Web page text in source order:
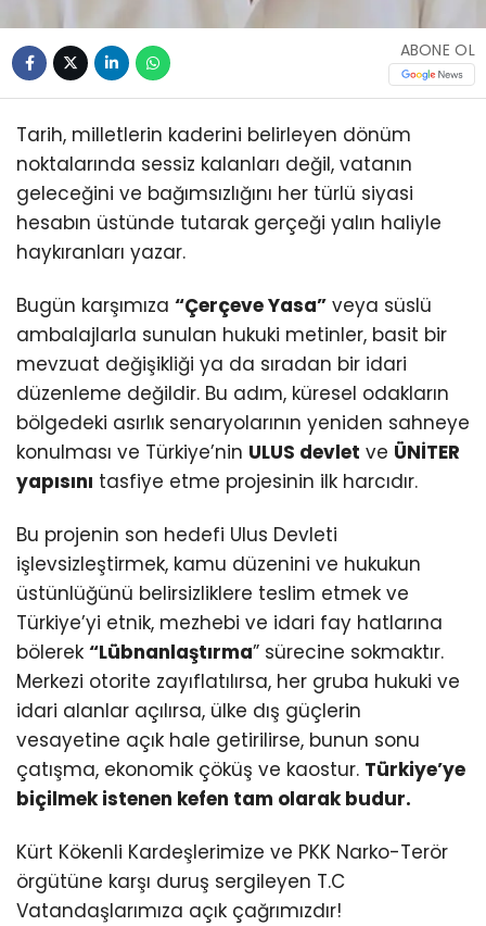
ABONE OL
Tarih, milletlerin kaderini belirleyen dönüm
noktalarında sessiz kalanları değil, vatanın
geleceğini ve bağımsızlığını her türlü siyasi
hesabın üstünde tutarak gerçeği yalın haliyle
haykıranları yazar.
Bugün karşımıza “Çerçeve Yasa” veya süslü
ambalajlarla sunulan hukuki metinler, basit bir
mevzuat değişikliği ya da sıradan bir idari
düzenleme değildir. Bu adım, küresel odakların
bölgedeki asırlık senaryolarının yeniden sahneye
konulması ve Türkiye’nin ULUS devlet ve ÜNİTER
yapısını tasfiye etme projesinin ilk harcıdır.
Bu projenin son hedefi Ulus Devleti
işlevsizleştirmek, kamu düzenini ve hukukun
üstünlüğünü belirsizliklere teslim etmek ve
Türkiye’yi etnik, mezhebi ve idari fay hatlarına
bölerek “Lübnanlaştırma” sürecine sokmaktır.
Merkezi otorite zayıflatılırsa, her gruba hukuki ve
idari alanlar açılırsa, ülke dış güçlerin
vesayetine açık hale getirilirse, bunun sonu
çatışma, ekonomik çöküş ve kaostur. Türkiye’ye
biçilmek istenen kefen tam olarak budur.
Kürt Kökenli Kardeşlerimize ve PKK Narko-Terör
örgütüne karşı duruş sergileyen T.C
Vatandaşlarımıza açık çağrımızdır!